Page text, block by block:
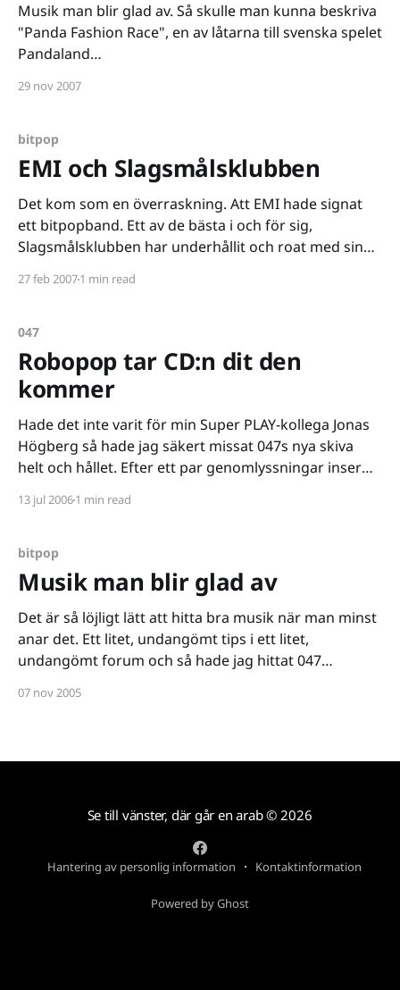
Musik man blir glad av. Så skulle man kunna beskriva
"Panda Fashion Race", en av låtarna till svenska spelet
Pandaland
bitpop som bara sitter som smäck. Lyssna själv om
Det är
29 nov 2007
bitpop
EMI och Slagsmålsklubben
Det kom som en överraskning. Att EMI hade signat
ett bitpopband. Ett av de bästa i och för sig,
Slagsmålsklubben har underhållit och roat med sin
hallonsaft". Men bitpop har det varit ändock, väldigt
27 feb 20071 min read
047
Robopop tar CD:n dit den
kommer
Hade det inte varit för min Super PLAY-kollega Jonas
Högberg så hade jag säkert missat 047s nya skiva
helt och hållet. Efter ett par genomlyssningar inser
liten skiva. Så, tack Jonas för att du berättade. Det
13 jul 20061 min read
bitpop
Musik man blir glad av
Det är så löjligt lätt att hitta bra musik när man minst
anar det. Ett litet, undangömt tips i ett litet,
undangömt forum och så hade jag hittat 047
underbar spelmusik med blip-blop:ande, synthar och
07 nov 2005
Se till vänster, där går en arab© 2026
Hantering av personlig information Kontaktinformation
Powered by Ghost